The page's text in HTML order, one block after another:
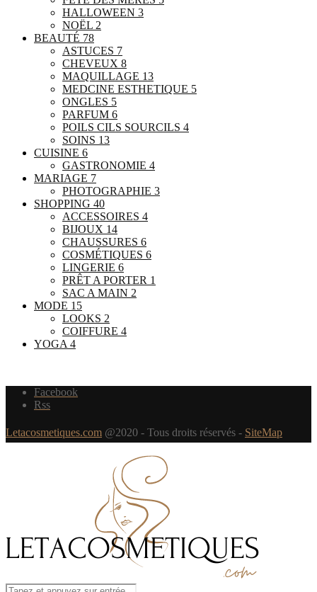
HALLOWEEN 3
NOËL 2
BEAUTÉ 78
ASTUCES 7
CHEVEUX 8
MAQUILLAGE 13
MEDCINE ESTHETIQUE 5
ONGLES 5
PARFUM 6
POILS CILS SOURCILS 4
SOINS 13
CUISINE 6
GASTRONOMIE 4
MARIAGE 7
PHOTOGRAPHIE 3
SHOPPING 40
ACCESSOIRES 4
BIJOUX 14
CHAUSSURES 6
COSMÉTIQUES 6
LINGERIE 6
PRÊT A PORTER 1
SAC A MAIN 2
MODE 15
LOOKS 2
COIFFURE 4
YOGA 4
Facebook
Rss
Letacosmetiques.com @2020 - Tous droits réservés - SiteMap